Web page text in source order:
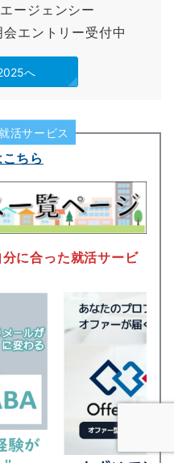
ージェンシー
エントリー受付中
へ
活サービス
ちら
に合った就活サービ